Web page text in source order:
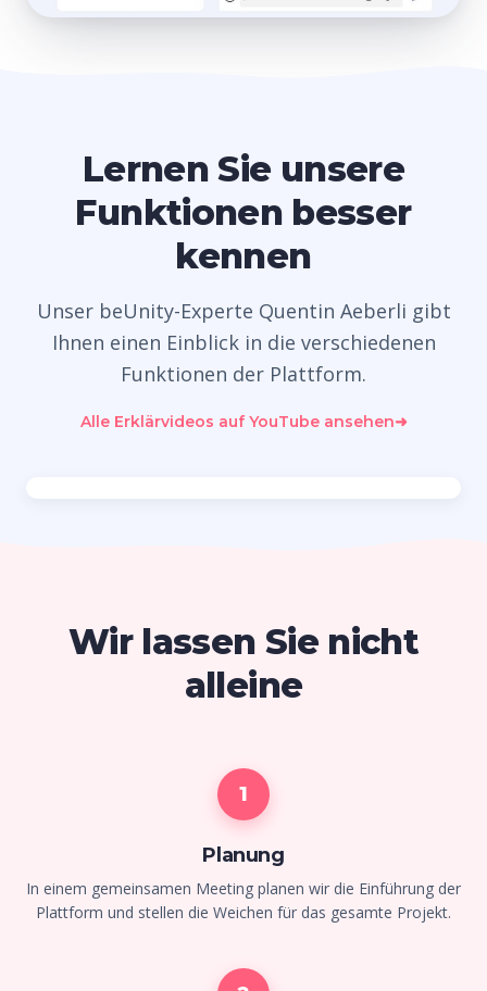
Lernen Sie unsere
Funktionen besser
kennen
Unser beUnity-Experte Quentin Aeberli gibt
Ihnen einen Einblick in die verschiedenen
Funktionen der Plattform.
Alle Erklärvideos auf YouTube ansehen➜
Wir lassen Sie nicht
alleine
1
Planung
In einem gemeinsamen Meeting planen wir die Einführung der
Plattform und stellen die Weichen für das gesamte Projekt.